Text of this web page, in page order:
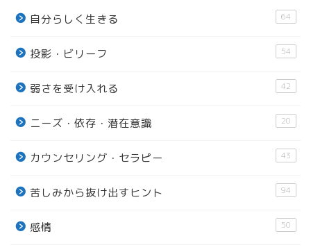
自分らしく生きる 64
投影・ビリーフ 54
弱さを受け入れる 42
ニーズ・依存・潜在意識 20
カウンセリング・セラピー 43
苦しみから抜け出すヒント 94
感情 50